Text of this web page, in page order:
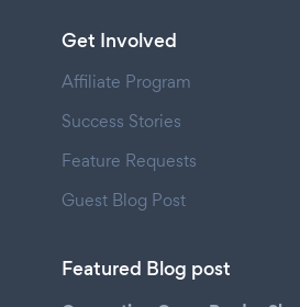
Get Involved
Affiliate Program
Success Stories
Feature Requests
Guest Blog Post
Featured Blog post